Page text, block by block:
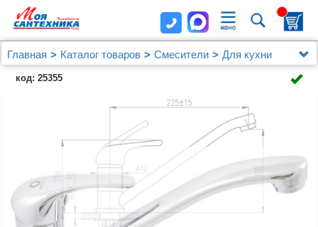
Главная Каталог товаров Смесители
Для кухни
Смеситель Rav Slezak Sazava SA005.5 для кухонной
мойки
код: 25355